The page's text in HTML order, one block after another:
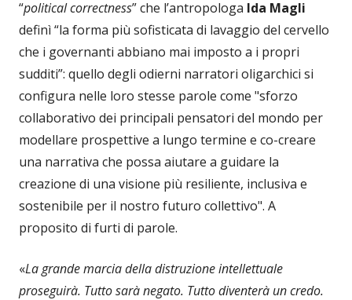
“political correctness” che l’antropologa Ida Magli
definì “la forma più sofisticata di lavaggio del cervello
che i governanti abbiano mai imposto a i propri
sudditi”: quello degli odierni narratori oligarchici si
configura nelle loro stesse parole come "sforzo
collaborativo dei principali pensatori del mondo per
modellare prospettive a lungo termine e co-creare
una narrativa che possa aiutare a guidare la
creazione di una visione più resiliente, inclusiva e
sostenibile per il nostro futuro collettivo". A
proposito di furti di parole.
«La grande marcia della distruzione intellettuale
proseguirà. Tutto sarà negato. Tutto diventerà un credo.